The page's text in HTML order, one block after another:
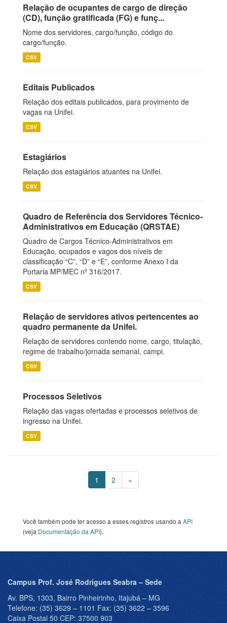
Relação de ocupantes de cargo de direção
(CD), função gratificada (FG) e funç...
Nome dos servidores, cargo/função, código do
cargo/função.
CSV
Editais Publicados
Relação dos editais publicados, para provimento de
vagas na Unifei.
CSV
Estagiários
Relação dos estagiários atuantes na Unifei.
CSV
Quadro de Referência dos Servidores Técnico-
Administrativos em Educação (QRSTAE)
Quadro de Cargos Técnico-Administrativos em
Educação, ocupados e vagos dos níveis de
classificação “C”, “D” e “E”, conforme Anexo I da
Portaria MP/MEC nº 316/2017.
CSV
Relação de servidores ativos pertencentes ao
quadro permanente da Unifei.
Relação de servidores contendo nome, cargo, titulação,
regime de trabalho/jornada semanal, campi.
CSV
Processos Seletivos
Relação das vagas ofertadas e processos seletivos de
ingresso na Unifei.
CSV
1 2 »
Você também pode ter acesso a esses registros usando a API
(veja Documentação da API).
Campus Prof. José Rodrigues Seabra – Sede
Av. BPS, 1303, Bairro Pinheirinho, Itajubá – MG
Telefone: (35) 3629 – 1101 Fax: (35) 3622 – 3596
Caixa Postal 50 CEP: 37500 903